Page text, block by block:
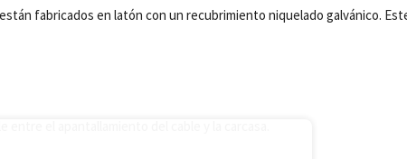
fabricados en latón con un recubrimiento niquelado galvánico.
el apantallamiento del cable y la carcasa.